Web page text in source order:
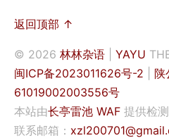
返回顶部 ↑
© 2026 林林杂语 YAYU
闽ICP备2023011626号-2
陕
61019002003556号
本站由长亭雷池 WAF 提供检
联系邮箱：